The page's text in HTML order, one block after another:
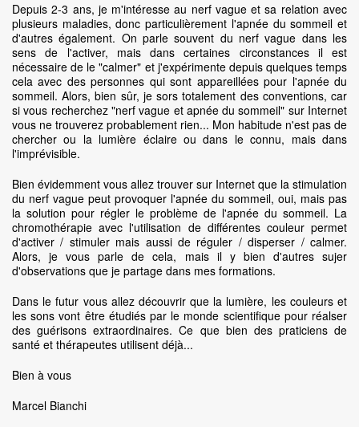
Depuis 2-3 ans, je m'intéresse au nerf vague et sa relation avec
plusieurs maladies, donc particulièrement l'apnée du sommeil et
d'autres également. On parle souvent du nerf vague dans les
sens de l'activer, mais dans certaines circonstances il est
nécessaire de le "calmer" et j'expérimente depuis quelques temps
cela avec des personnes qui sont appareillées pour l'apnée du
sommeil. Alors, bien sûr, je sors totalement des conventions, car
si vous recherchez "nerf vague et apnée du sommeil" sur Internet
vous ne trouverez probablement rien... Mon habitude n'est pas de
chercher ou la lumière éclaire ou dans le connu, mais dans
l'imprévisible.
Bien évidemment vous allez trouver sur Internet que la stimulation
du nerf vague peut provoquer l'apnée du sommeil, oui, mais pas
la solution pour régler le problème de l'apnée du sommeil. La
chromothérapie avec l'utilisation de différentes couleur permet
d'activer / stimuler mais aussi de réguler / disperser / calmer.
Alors, je vous parle de cela, mais il y bien d'autres sujer
d'observations que je partage dans mes formations.
Dans le futur vous allez découvrir que la lumière, les couleurs et
les sons vont être étudiés par le monde scientifique pour réalser
des guérisons extraordinaires. Ce que bien des praticiens de
santé et thérapeutes utilisent déjà...
Bien à vous
Marcel Bianchi